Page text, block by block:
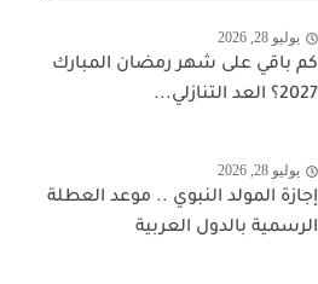
يوليو 28, 2026
كم باقي على شهر رمضان المبارك
2027؟ العد التنازلي...
يوليو 28, 2026
إجازة المولد النبوي .. موعد العطلة
الرسمية بالدول العربية